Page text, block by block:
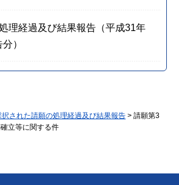
理経過及び結果報告（平成31年
）
択された請願の処理経過及び結果報告 > 請願第3
立等に関する件